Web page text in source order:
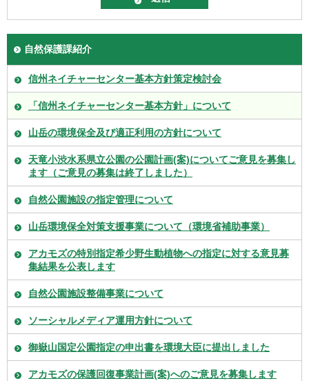
自然保護課紹介
信州ネイチャーセンター基本方針策定検討会
「信州ネイチャーセンター基本方針」について
山岳の環境保全及び適正利用の方針について
天竜小渋水系県立公園の公園計画(案)についてご意見を募集し
ます（ご意見の募集は終了しました）
自然公園施設の指定管理について
山岳環境保全対策支援事業について（環境省補助事業）
アカモズの特別指定希少野生動植物への指定に対する意見募
集結果を公表します
自然公園施設整備事業について
ソーシャルメディア運用方針について
御嶽山国定公園指定の申出書を環境大臣に提出しました
アカモズの保護回復事業計画(案)へのご意見を募集します